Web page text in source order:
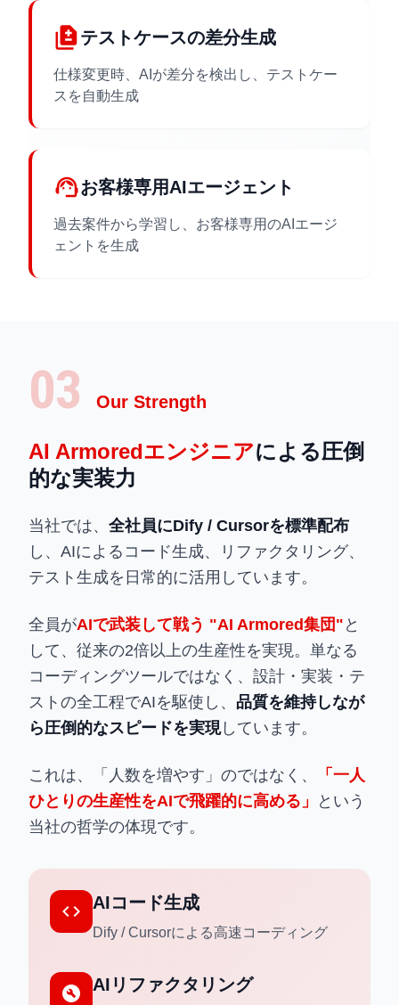
differenceテストケースの差分生成
仕様変更時、AIが差分を検出し、テストケー
スを自動生成
support_agentお客様専用AIエージェント
過去案件から学習し、お客様専用のAIエージ
ェントを生成
03 Our Strength
AI Armoredエンジニアによる圧倒
的な実装力
当社では、 全社員にDify / Cursorを標準配布
し、AIによるコード生成、リファクタリング、
テスト生成を日常的に活用しています。
全員がAIで武装して戦う "AI Armored集団" と
して、従来の2倍以上の生産性を実現。単なる
コーディングツールではなく、設計・実装・テ
ストの全工程でAIを駆使し、 品質を維持しなが
ら圧倒的なスピードを実現しています。
これは、「人数を増やす」のではなく、
「一人
ひとりの生産性をAIで飛躍的に高める」
という
当社の哲学の体現です。
code AIコード生成
Dify / Cursorによる高速コーディング
build_circle AIリファクタリング